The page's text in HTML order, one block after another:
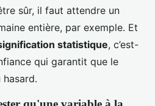
sûr, il faut attendre un
entière, par exemple. Et
statistique, c’est-
qui garantit que le
hasard.